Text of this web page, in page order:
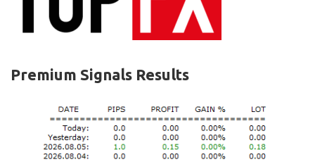
Premium Signals Results